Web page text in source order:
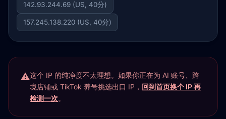
142.93.244.69 (US, 40分)
157.245.138.220 (US, 40分)
这个 IP 的纯净度不太理想。如果你正在为 AI 账号、跨
境店铺或 TikTok 养号挑选出口 IP， 回到首页换个 IP 再
检测一次。